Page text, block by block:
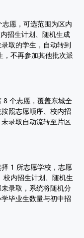
愿，可选范围为区内
招生计划、随机生成
取的学生，自动转到
，不再参加其他批次派
个志愿，覆盖东城全
照志愿顺序、校内招
录取自动流转至片区
1 所志愿学校，志愿
校内招生计划、随机生
录取，系统将随机分
毕业生数量与初中招